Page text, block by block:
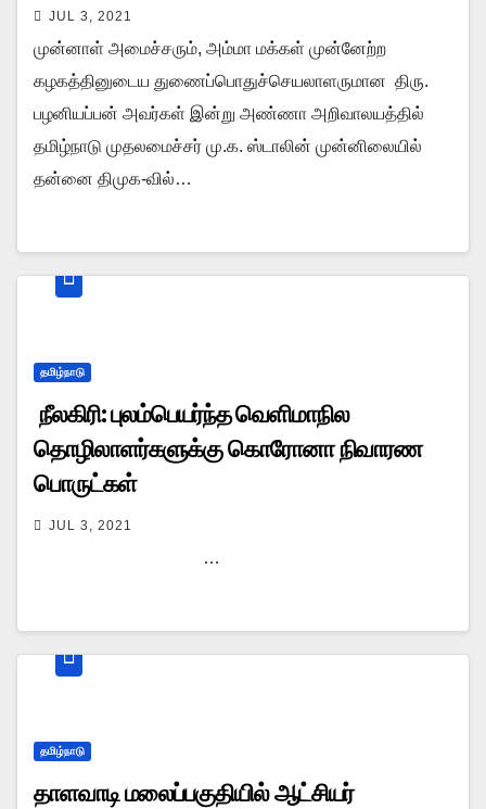
JUL 3, 2021
முன்னாள் அமைச்சரும், அம்மா மக்கள் முன்னேற்ற
கழகத்தினுடைய துணைப்பொதுச்செயலாளருமான திரு.
பழனியப்பன் அவர்கள் இன்று அண்ணா அறிவாலயத்தில்
தமிழ்நாடு முதலமைச்சர் மு.க. ஸ்டாலின் முன்னிலையில்
தன்னை திமுக-வில்…
தமிழ்நாடு
நீலகிரி: புலம்பெயர்ந்த வெளிமாநில
தொழிலாளர்களுக்கு கொரோனா நிவாரண
பொருட்கள்
JUL 3, 2021
…
தமிழ்நாடு
தாளவாடி மலைப்பகுதியில் ஆட்சியர்